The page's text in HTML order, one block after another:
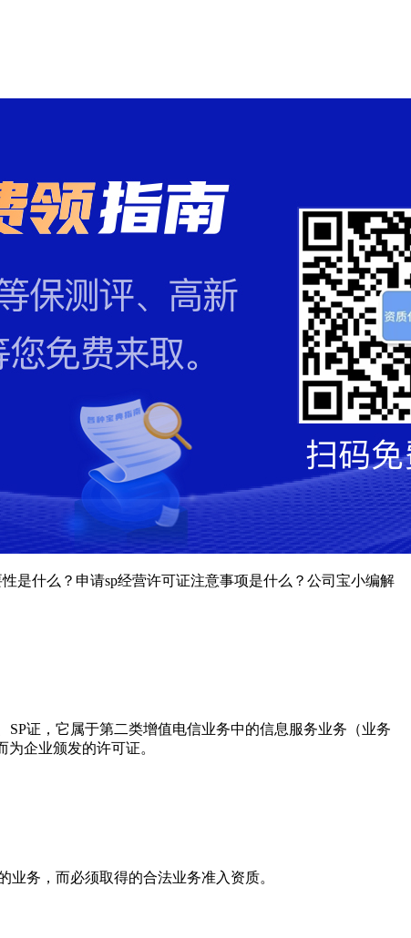
是什么？申请sp经营许可证注意事项是什么？公司宝小编解
、SP证，它属于第二类增值电信业务中的信息服务业务（业务
企业颁发的许可证。
务，而必须取得的合法业务准入资质。